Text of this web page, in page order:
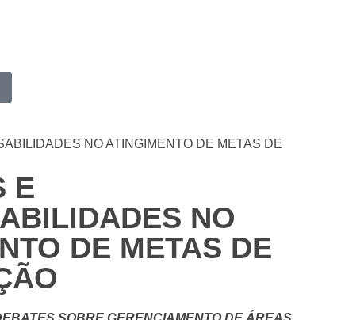
NO ATINGIMENTO DE METAS DE
E
NO
DE METAS DE